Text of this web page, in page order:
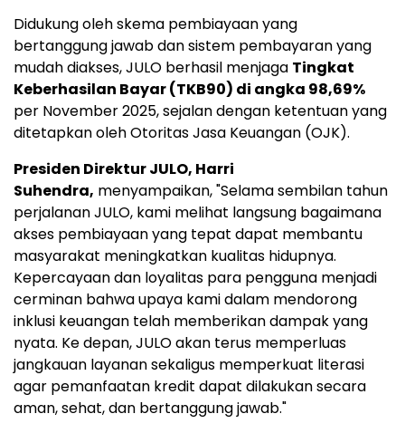
Didukung oleh skema pembiayaan yang
bertanggung jawab dan sistem pembayaran yang
mudah diakses, JULO berhasil menjaga Tingkat
Keberhasilan Bayar (TKB90) di angka 98,69%
per November 2025, sejalan dengan ketentuan yang
ditetapkan oleh Otoritas Jasa Keuangan (OJK).
Presiden Direktur JULO, Harri
Suhendra, menyampaikan, "Selama sembilan tahun
perjalanan JULO, kami melihat langsung bagaimana
akses pembiayaan yang tepat dapat membantu
masyarakat meningkatkan kualitas hidupnya.
Kepercayaan dan loyalitas para pengguna menjadi
cerminan bahwa upaya kami dalam mendorong
inklusi keuangan telah memberikan dampak yang
nyata. Ke depan, JULO akan terus memperluas
jangkauan layanan sekaligus memperkuat literasi
agar pemanfaatan kredit dapat dilakukan secara
aman, sehat, dan bertanggung jawab."